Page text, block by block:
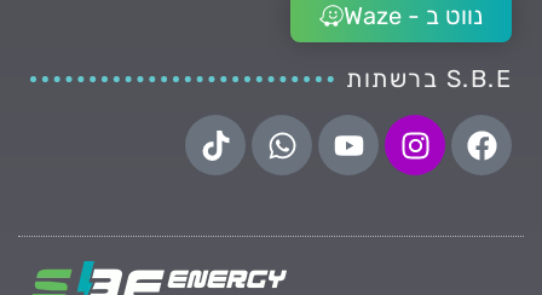
נווט ב - Waze
S.B.E ברשתות